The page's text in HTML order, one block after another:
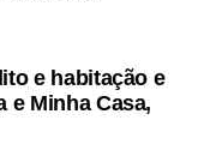
e habitação e
e Minha Casa,